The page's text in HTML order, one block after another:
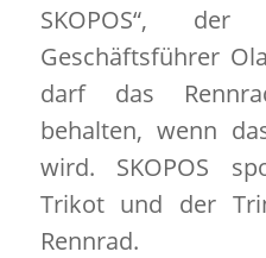
SKOPOS“,
Geschäftsführer
darf das
behalten, wenn
wird. SKOPOS
Trikot und der
Rennrad.